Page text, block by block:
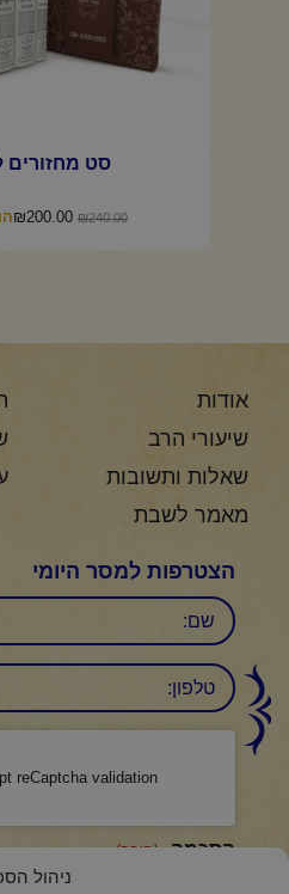
ניהול
סט מחזורים
₪240.00
המחיר ₪200.00
אודות
שיעורי הרב
שאלות ותשובות
מאמר לשבת
הצטרפות למסר היומי
שם
טלפון:
reCaptcha validation.
הסכמה (חובה)
אני מאשר/ת כי קראתי